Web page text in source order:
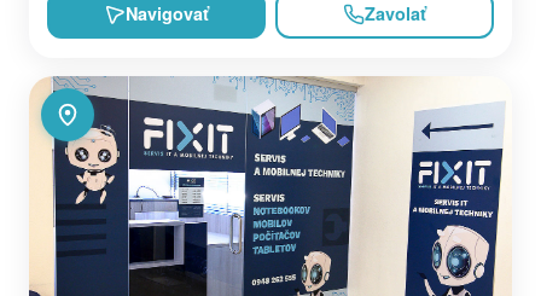
Navigovať Zavolať